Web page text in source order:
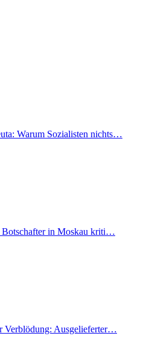
Warum Sozialisten nichts…
Botschafter in Moskau kriti…
Verblödung: Ausgelieferter…